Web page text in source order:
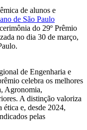
de alunos e
de São Paulo
do 29º Prêmio
no dia 30 de março,
de Engenharia e
celebra os melhores
Agronomia,
A distinção valoriza
ética e, desde 2024,
pelas